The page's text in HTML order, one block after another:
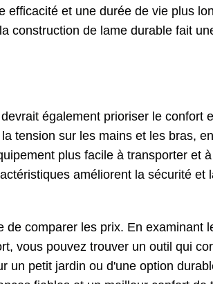
et une durée de vie plus
construction de lame durable fait
également prioriser le confort
tension sur les mains et les bras,
plus facile à transporter et
améliorent la sécurité
comparer les prix. En examinant
vous pouvez trouver un outil qui
petit jardin ou d'une option